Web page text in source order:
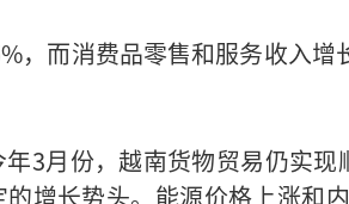
，而消费品零售和服务收入增
3月份，越南货物贸易仍实现
增长势头。能源价格上涨和